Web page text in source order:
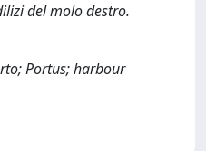
del molo destro.
Portus; harbour